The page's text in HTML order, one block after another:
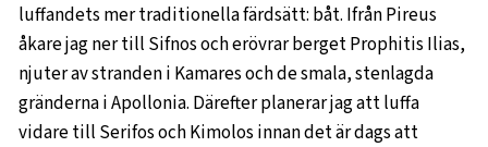
luffandets mer traditionella färdsätt: båt. Ifrån Pireus
åkare jag ner till Sifnos och erövrar berget Prophitis Ilias,
njuter av stranden i Kamares och de smala, stenlagda
gränderna i Apollonia. Därefter planerar jag att luffa
vidare till Serifos och Kimolos innan det är dags att